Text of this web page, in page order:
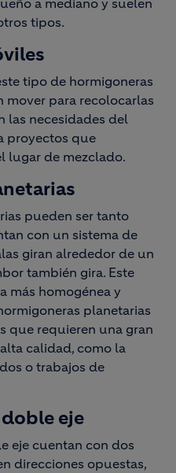
a mediano y suelen
tipos.
tipo de hormigoneras
mover para recolocarlas
las necesidades del
proyectos que
lugar de mezclado.
pueden ser tanto
con un sistema de
giran alrededor de un
también gira. Este
más homogénea y
planetarias
que requieren una gran
calidad, como la
o trabajos de
eje
eje cuentan con dos
direcciones opuestas,